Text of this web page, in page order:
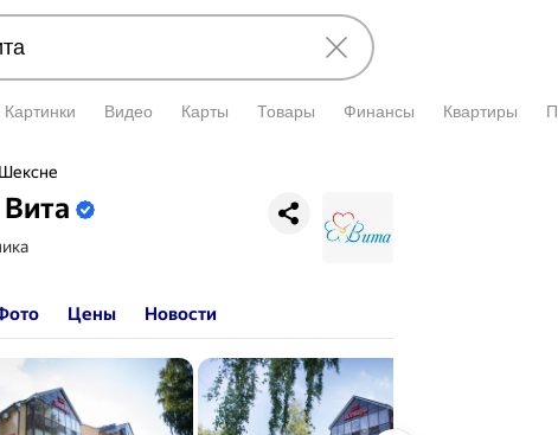
Картинки Видео Карты Товары Финансы Квартиры
подтверждена владельцем.
Цены Новости